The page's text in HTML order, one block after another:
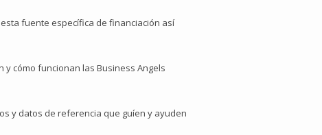
fuente específica de financiación así
cómo funcionan las Business Angels
y datos de referencia que guíen y ayuden